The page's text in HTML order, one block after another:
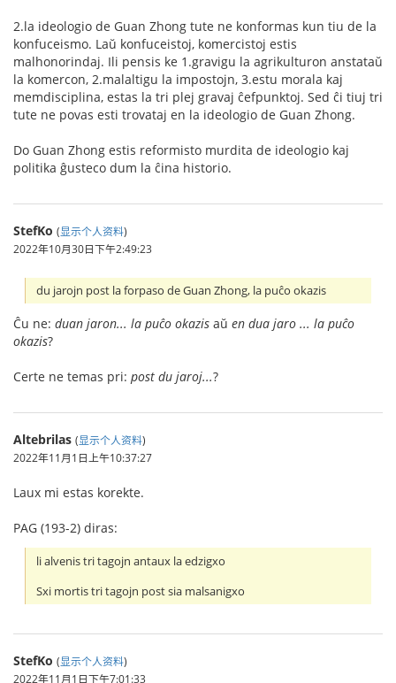
2.la ideologio de Guan Zhong tute ne konformas kun tiu de la
konfuceismo. Laŭ konfuceistoj, komercistoj estis
malhonorindaj. Ili pensis ke 1.gravigu la agrikulturon anstataŭ
la komercon, 2.malaltigu la impostojn, 3.estu morala kaj
memdisciplina, estas la tri plej gravaj ĉefpunktoj. Sed ĉi tiuj tri
tute ne povas esti trovataj en la ideologio de Guan Zhong.
Do Guan Zhong estis reformisto murdita de ideologio kaj
politika ĝusteco dum la ĉina historio.
StefKo (显示个人资料)
2022年10月30日下午2:49:23
du jarojn post la forpaso de Guan Zhong, la puĉo okazis
Ĉu ne: duan jaron... la puĉo okazis aŭ en dua jaro ... la puĉo
okazis?
Certe ne temas pri: post du jaroj...?
Altebrilas (显示个人资料)
2022年11月1日上午10:37:27
Laux mi estas korekte.
PAG (193-2) diras:
li alvenis tri tagojn antaux la edzigxo
Sxi mortis tri tagojn post sia malsanigxo
StefKo (显示个人资料)
2022年11月1日下午7:01:33